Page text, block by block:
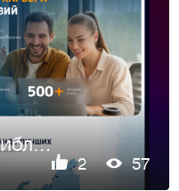
Разработка сайта «Библио-Глобус» — Сплочённая команда туроп…
2 57